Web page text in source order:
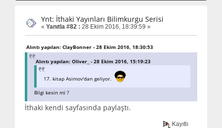
Ynt: İthaki Yayınları Bilimkurgu Serisi
« Yanıtla #82 : 28 Ekim 2016, 18:39:59 »
Alıntı yapılan: ClayBonner - 28 Ekim 2016, 18:30:53
Alıntı yapılan: Oliver_ - 28 Ekim 2016, 15:19:23
17. kitap Asimov'dan geliyor.
Bilgi kesin mi ?
İthaki kendi sayfasında paylaştı.
Kayıtlı